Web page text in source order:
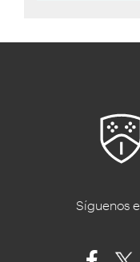
Síguenos